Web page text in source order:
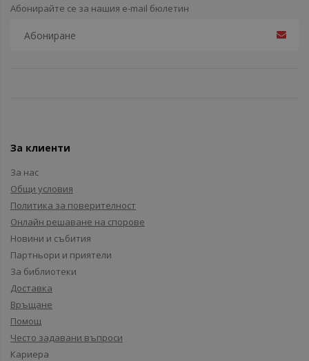
Абонирайте се за нашия e-mail бюлетин
За клиенти
За нас
Общи условия
Политика за поверителност
Онлайн решаване на спорове
Новини и събития
Партньори и приятели
За библиотеки
Доставка
Връщане
Помощ
Често задавани въпроси
Кариера